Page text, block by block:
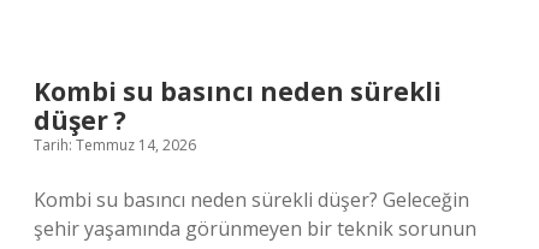
?
Kombi su basıncı neden sürekli
düşer ?
Tarih: Temmuz 14, 2026
Kombi su basıncı neden sürekli düşer? Geleceğin
şehir yaşamında görünmeyen bir teknik sorunun